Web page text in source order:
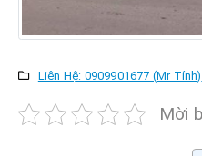
Liên Hệ: 0909901677 (Mr Tính)
Mời